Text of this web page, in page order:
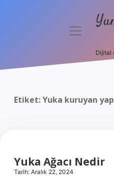
Politikası
menüyü
Dijital
Etiket:Yuka kuruyan
Yuka Ağacı Nedir
Tarih: Aralık 22, 2024